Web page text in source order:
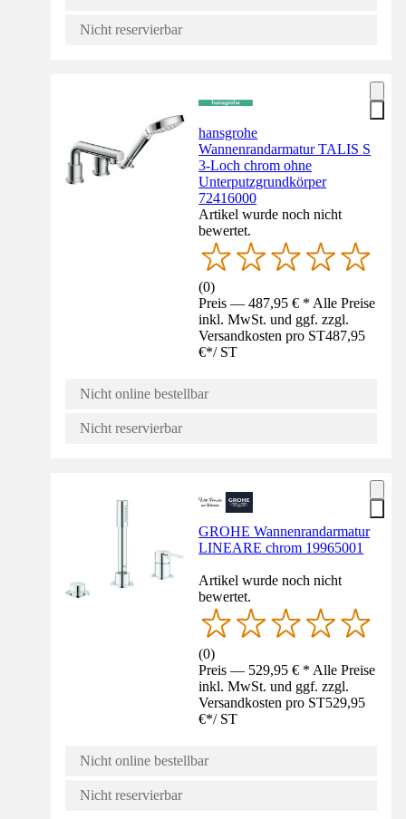
Nicht reservierbar
hansgrohe
Wannenrandarmatur TALIS S
3-Loch chrom ohne
Unterputzgrundkörper
72416000
Artikel wurde noch nicht
bewertet.
(0)
Preis — 487,95 € * Alle Preise
inkl. MwSt. und ggf. zzgl.
Versandkosten pro ST487,95
€*/ ST
Nicht online bestellbar
Nicht reservierbar
GROHE Wannenrandarmatur
LINEARE chrom 19965001
Artikel wurde noch nicht
bewertet.
(0)
Preis — 529,95 € * Alle Preise
inkl. MwSt. und ggf. zzgl.
Versandkosten pro ST529,95
€*/ ST
Nicht online bestellbar
Nicht reservierbar